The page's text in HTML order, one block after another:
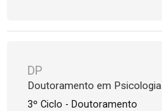
DP
Doutoramento em Psicologia
3º Ciclo - Doutoramento